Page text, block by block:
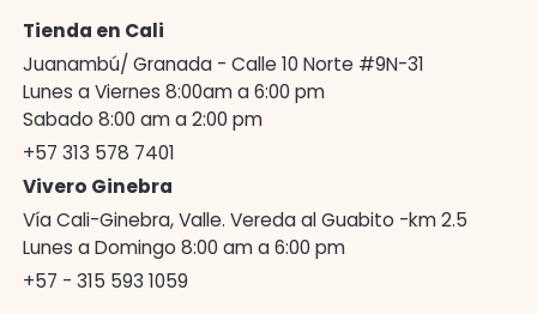
Tienda en Cali
Juanambú/ Granada - Calle 10 Norte #9N-31
Lunes a Viernes 8:00am a 6:00 pm
Sabado 8:00 am a 2:00 pm
+57 313 578 7401
Vivero Ginebra
Vía Cali-Ginebra, Valle. Vereda al Guabito -km 2.5
Lunes a Domingo 8:00 am a 6:00 pm
+57 - 315 593 1059